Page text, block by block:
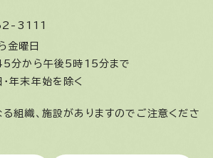
3111
金曜日
分から午後5時15分まで
・年末年始を除く
組織、施設がありますのでご注意くださ